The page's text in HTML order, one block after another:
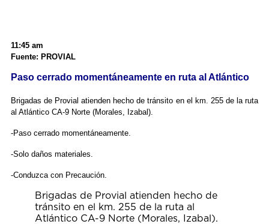
11:45 am
Fuente: PROVIAL
Paso cerrado momentáneamente en ruta al Atlántico
Brigadas de Provial atienden hecho de tránsito en el km. 255 de la ruta
al Atlántico CA-9 Norte (Morales, Izabal).
-Paso cerrado momentáneamente.
-Solo daños materiales.
-Conduzca con Precaución.
Brigadas de Provial atienden hecho de
tránsito en el km. 255 de la ruta al
Atlántico CA-9 Norte (Morales, Izabal).